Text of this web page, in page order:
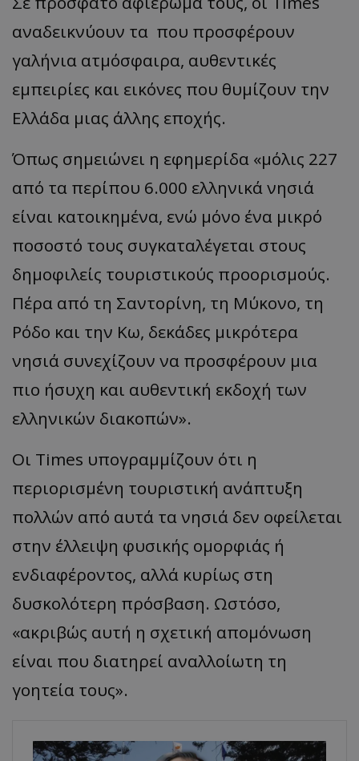
αναδεικνύουν τα που προσφέρουν
γαλήνια ατμόσφαιρα, αυθεντικές
εμπειρίες και εικόνες που θυμίζουν την
Ελλάδα μιας άλλης εποχής.
Όπως σημειώνει η εφημερίδα «μόλις 227
από τα περίπου 6.000 ελληνικά νησιά
είναι κατοικημένα, ενώ μόνο ένα μικρό
ποσοστό τους συγκαταλέγεται στους
δημοφιλείς τουριστικούς προορισμούς.
Πέρα από τη Σαντορίνη, τη Μύκονο, τη
Ρόδο και την Κω, δεκάδες μικρότερα
νησιά συνεχίζουν να προσφέρουν μια
πιο ήσυχη και αυθεντική εκδοχή των
ελληνικών διακοπών».
Οι Times υπογραμμίζουν ότι η
περιορισμένη τουριστική ανάπτυξη
πολλών από αυτά τα νησιά δεν οφείλεται
στην έλλειψη φυσικής ομορφιάς ή
ενδιαφέροντος, αλλά κυρίως στη
δυσκολότερη πρόσβαση. Ωστόσο,
«ακριβώς αυτή η σχετική απομόνωση
είναι που διατηρεί αναλλοίωτη τη
γοητεία τους».